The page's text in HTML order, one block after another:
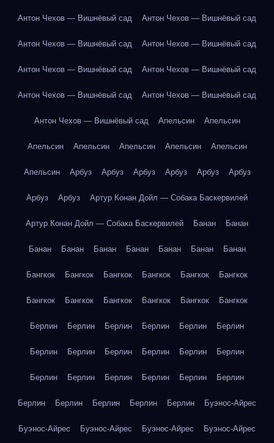
Антон Чехов — Вишнёвый сад Антон Чехов — Вишнёвый сад
Антон Чехов — Вишнёвый сад Антон Чехов — Вишнёвый сад
Антон Чехов — Вишнёвый сад Антон Чехов — Вишнёвый сад
Антон Чехов — Вишнёвый сад Антон Чехов — Вишнёвый сад
Антон Чехов — Вишнёвый сад Апельсин Апельсин
Апельсин Апельсин Апельсин Апельсин Апельсин
Апельсин Арбуз Арбуз Арбуз Арбуз Арбуз Арбуз
Арбуз Арбуз Артур Конан Дойл — Собака Баскервилей
Артур Конан Дойл — Собака Баскервилей Банан Банан
Банан Банан Банан Банан Банан Банан Банан
Бангкок Бангкок Бангкок Бангкок Бангкок Бангкок
Бангкок Бангкок Бангкок Бангкок Бангкок Бангкок
Берлин Берлин Берлин Берлин Берлин Берлин
Берлин Берлин Берлин Берлин Берлин Берлин
Берлин Берлин Берлин Берлин Берлин Берлин
Берлин Берлин Берлин Берлин Берлин Буэнос-Айрес
Буэнос-Айрес Буэнос-Айрес Буэнос-Айрес Буэнос-Айрес